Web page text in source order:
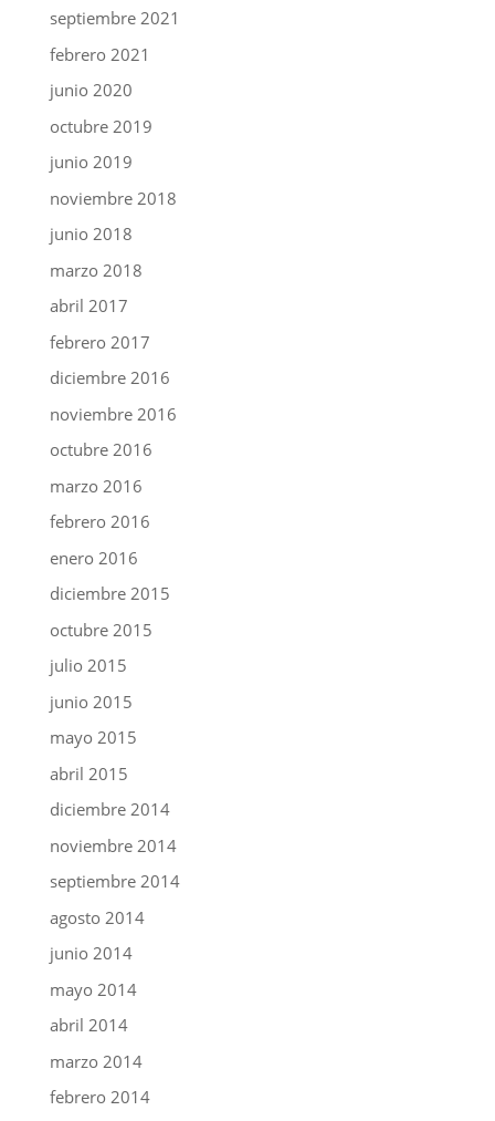
septiembre 2021
febrero 2021
junio 2020
octubre 2019
junio 2019
noviembre 2018
junio 2018
marzo 2018
abril 2017
febrero 2017
diciembre 2016
noviembre 2016
octubre 2016
marzo 2016
febrero 2016
enero 2016
diciembre 2015
octubre 2015
julio 2015
junio 2015
mayo 2015
abril 2015
diciembre 2014
noviembre 2014
septiembre 2014
agosto 2014
junio 2014
mayo 2014
abril 2014
marzo 2014
febrero 2014